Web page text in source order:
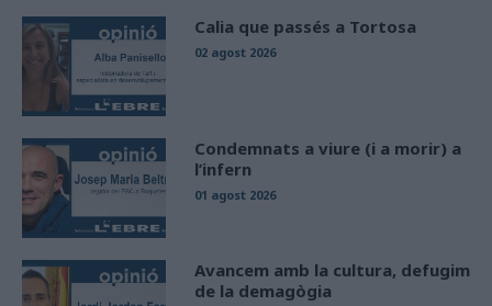
Calia que passés a Tortosa
02 agost 2026
Condemnats a viure (i a morir) a
l’infern
01 agost 2026
Avancem amb la cultura, defugim
de la demagògia